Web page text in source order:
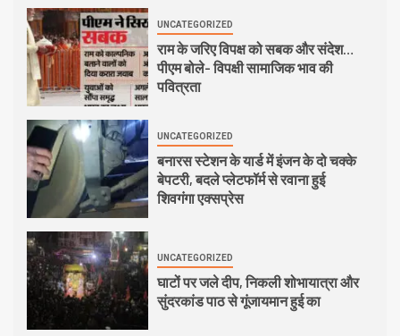
UNCATEGORIZED
राम के जरिए विपक्ष को सबक और संदेश…
पीएम बोले- विपक्षी सामाजिक भाव की
पवित्रता
UNCATEGORIZED
बनारस स्टेशन के यार्ड में इंजन के दो चक्के
बेपटरी, बदले प्लेटफॉर्म से रवाना हुई
शिवगंगा एक्सप्रेस
UNCATEGORIZED
घाटों पर जले दीप, निकली शोभायात्रा और
सुंदरकांड पाठ से गूंजायमान हुई का